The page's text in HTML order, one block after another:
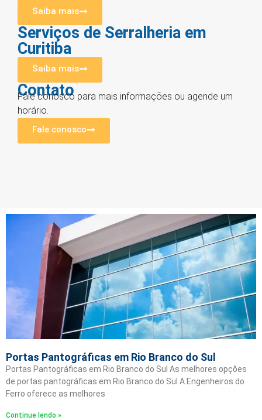
Saiba mais
Serviços de Serralheria em
Curitiba
Saiba mais
Contato
Fale conosco para mais informações ou agende um
horário.
Fale conosco
Portas Pantográficas em Rio Branco do Sul
Portas Pantográficas em Rio Branco do Sul As melhores opções
de portas pantográficas em Rio Branco do Sul A Engenheiros do
Ferro oferece as melhores
Continue lendo »